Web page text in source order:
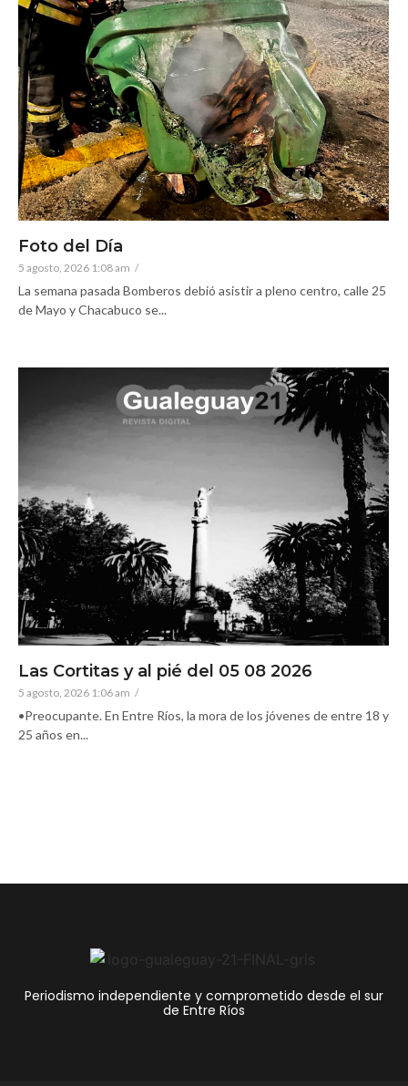
Foto del Día
5 agosto, 2026 1:08 am /
La semana pasada Bomberos debió asistir a pleno centro, calle 25
de Mayo y Chacabuco se...
Las Cortitas y al pié del 05 08 2026
5 agosto, 2026 1:06 am /
•Preocupante. En Entre Ríos, la mora de los jóvenes de entre 18 y
25 años en...
Periodismo independiente y comprometido desde el sur
de Entre Ríos